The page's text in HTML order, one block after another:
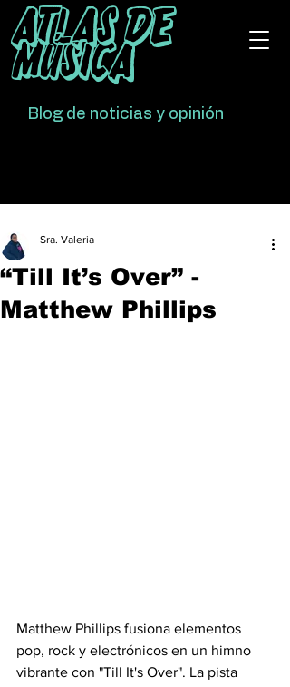
Atlas De
Música
Blog de noticias y opinión
“Till It’s Over” -
Matthew Phillips
Sra. Valeria
Matthew Phillips fusiona elementos
pop, rock y electrónicos en un himno
vibrante con "Till It's Over". La pista